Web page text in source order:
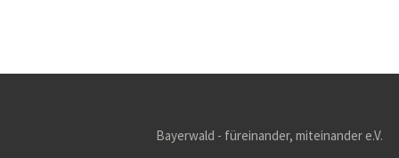
Bayerwald - füreinander, miteinander e.V.